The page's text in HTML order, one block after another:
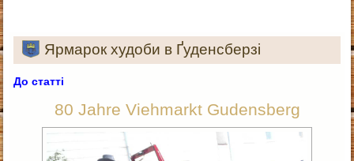
Ярмарок худоби в Ґуденсберзі
До статті
80 Jahre Viehmarkt Gudensberg